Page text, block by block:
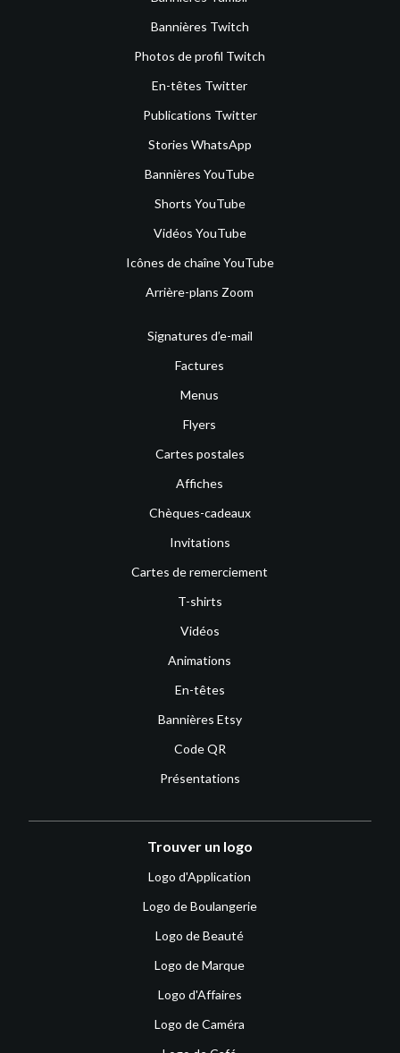
Bannières Twitch
Photos de profil Twitch
En-têtes Twitter
Publications Twitter
Stories WhatsApp
Bannières YouTube
Shorts YouTube
Vidéos YouTube
Icônes de chaîne YouTube
Arrière-plans Zoom
Signatures d’e-mail
Factures
Menus
Flyers
Cartes postales
Affiches
Chèques-cadeaux
Invitations
Cartes de remerciement
T-shirts
Vidéos
Animations
En-têtes
Bannières Etsy
Code QR
Présentations
Trouver un logo
Logo d'Application
Logo de Boulangerie
Logo de Beauté
Logo de Marque
Logo d'Affaires
Logo de Caméra